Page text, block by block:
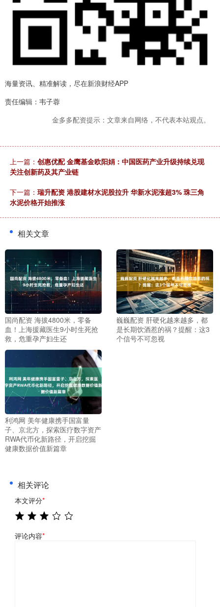
海量资讯、精准解读，尽在新浪财经APP
责任编辑：韦子蓉
金多多配资提示：文章来自网络，不代表本站观点。
上一篇： 创惠优配 金鹰基金欧阳娟：中国医药产业升级持续兑现
关注创新药及其产业链
下一篇： 瑞升配资 港股建材水泥股拉升 华新水泥涨超3% 珠三角
水泥价格开始推涨
相关文章
国尚配资 海拔4800米，零备
血！上海援藏医生9小时生死抢
救，危重孕产妇生还
巍巍配资 肝硬化越来越多，都
是长期饮酒惹的祸？提醒：这3
个信号不可忽视
利鸿网 美年健康携手国富量
子、京北方，探索医疗数字资产
RWA代币化新路径，开启挖掘
健康数据价值新篇章
相关评论
本文评分*
评论内容*